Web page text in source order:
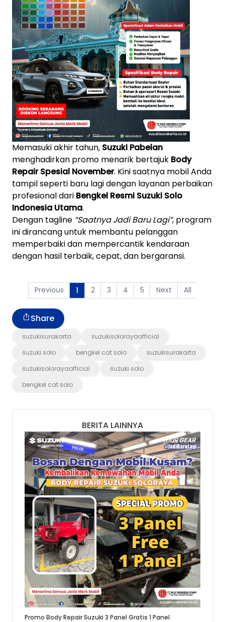
Memasuki akhir tahun, Suzuki Pabelan
menghadirkan promo menarik bertajuk Body
Repair Spesial November. Kini saatnya mobil Anda
tampil seperti baru lagi dengan layanan perbaikan
profesional dari Bengkel Resmi Suzuki Solo
Indonesia Utama.
Dengan tagline “Saatnya Jadi Baru Lagi”, program
ini dirancang untuk membantu pelanggan
memperbaiki dan mempercantik kendaraan
dengan hasil terbaik, cepat, dan bergaransi.
Previous 1 2 3 4 5 Next All
suzukisurakarta
suzukisolorayaofficial
suzuki solo
bengkel cat solo
suzukisurakarta
suzukisolorayaofficial
suzuki solo
bengkel cat solo
Share
BERITA LAINNYA
Promo Body Repair Suzuki 3 Panel Gratis 1 Panel